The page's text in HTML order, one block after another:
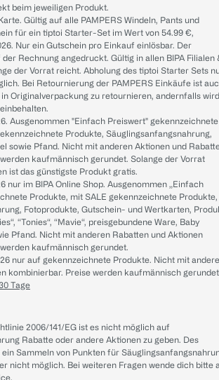
beim jeweiligen Produkt.
Gültig auf alle PAMPERS Windeln, Pants und
für ein tiptoi Starter-Set im Wert von 54.99 €,
Nur ein Gutschein pro Einkauf einlösbar. Der
Rechnung angedruckt. Gültig in allen BIPA Filialen
der Vorrat reicht. Abholung des tiptoi Starter Sets
Bei Retournierung der PAMPERS Einkäufe ist
Originalverpackung zu retournieren, andernfalls wird
Ausgenommen "Einfach Preiswert" gekennzeichnete
Produkte, Säuglingsanfangsnahrung,
sowie Pfand. Nicht mit anderen Aktionen und
kaufmännisch gerundet. Solange der Vorrat
ist das günstigste Produkt gratis.
nur im BIPA Online Shop. Ausgenommen „Einfach
Produkte, mit SALE gekennzeichnete Produkte,
Fotoprodukte, Gutschein- und Wertkarten,
“Tonies“, “Mavie“, preisgebundene Ware, Baby
Pfand. Nicht mit anderen Rabatten und Aktionen
kaufmännisch gerundet.
nur auf gekennzeichnete Produkte. Nicht mit
kombinierbar. Preise werden kaufmännisch
Tage
2006/141/EG ist es nicht möglich auf
Rabatte oder andere Aktionen zu geben. Des
Sammeln von Punkten für
nicht möglich. Bei weiteren Fragen wende dich bitte
.